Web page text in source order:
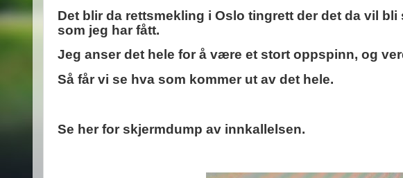
Det blir da rettsmekling i Oslo tingrett der det da vil
som jeg har fått.
Jeg anser det hele for å være et stort oppspinn, og
Så får vi se hva som kommer ut av det hele.
Se her for skjermdump av innkallelsen.